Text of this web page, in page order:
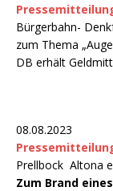
Bürgerbahn-
zum Thema
DB erhält
08.08.2023
Prellbock Altona
Zum Brand